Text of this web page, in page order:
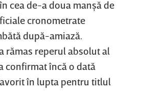
cea de-a doua manşă de
cronometrate
după-amiază.
rămas reperul absolut al
confirmat încă o dată
în lupta pentru titlul